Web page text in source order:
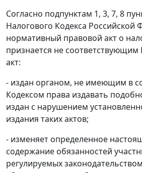
Согласно подпунктам 1, 3, 7, 8
Налогового Кодекса Российской
нормативный правовой акт о
признается не соответствующим
акт:
- издан органом, не имеющим в
Кодексом права издавать
издан с нарушением
издания таких актов;
- изменяет определенное
содержание обязанностей
регулируемых